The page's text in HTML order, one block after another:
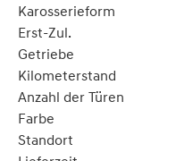
Karosserieform
Erst-Zul.
Getriebe
Kilometerstand
Anzahl der Türen
Farbe
Standort